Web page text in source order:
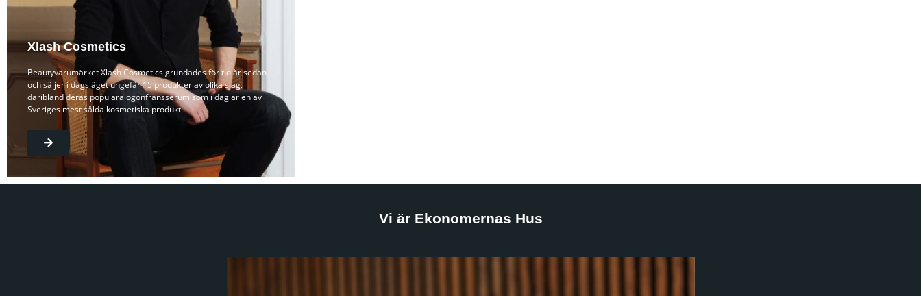
Xlash Cosmetics
Beautyvarumärket Xlash Cosmetics grundades för tio år sedan
och säljer i dagsläget ungefär 15 produkter av olika slag,
däribland deras populära ögonfransserum som i dag är en av
Sveriges mest sålda kosmetiska produkt.
Vi är Ekonomernas Hus